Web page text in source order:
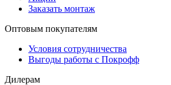
Заказать монтаж
Оптовым покупателям
Условия сотрудничества
Выгоды работы с Покрофф
Дилерам